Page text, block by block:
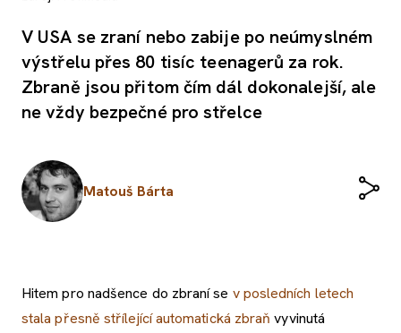
V USA se zraní nebo zabije po neúmyslném
výstřelu přes 80 tisíc teenagerů za rok.
Zbraně jsou přitom čím dál dokonalejší, ale
ne vždy bezpečné pro střelce
Matouš Bárta
Hitem pro nadšence do zbraní se v posledních letech
stala přesně střílející automatická zbraň vyvinutá